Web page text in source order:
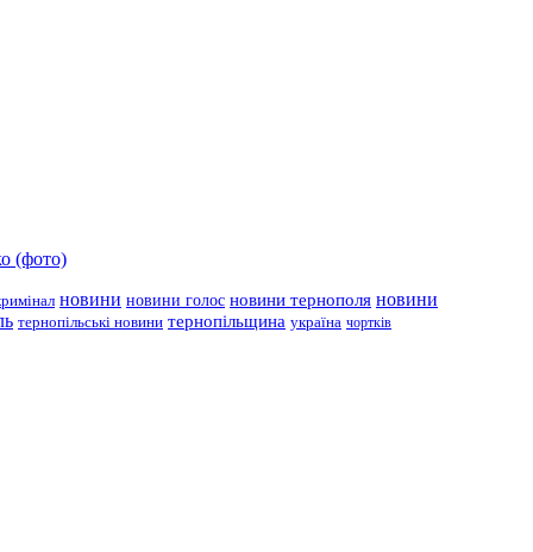
(фото)
новини новини голос новини тернополя новини
тернопільські новини тернопільщина україна чортків